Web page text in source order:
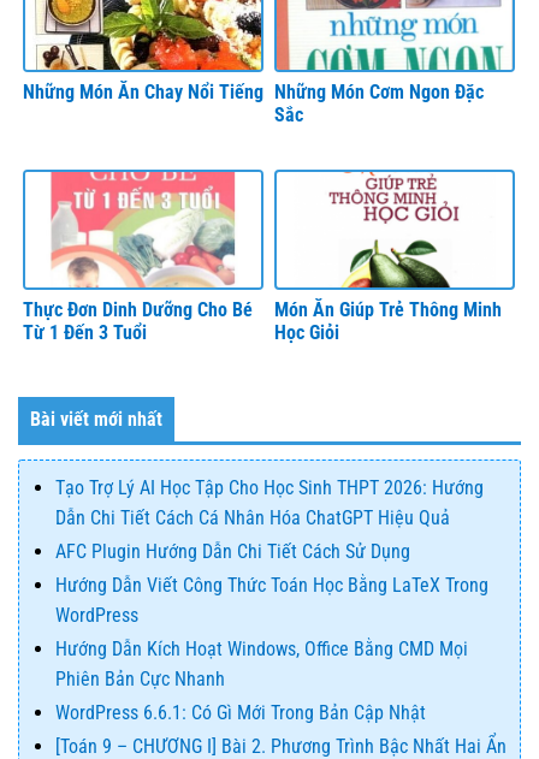
Những Món Ăn Chay Nổi Tiếng Những Món Cơm Ngon Đặc
Sắc
Thực Đơn Dinh Dưỡng Cho Bé
Từ 1 Đến 3 Tuổi
Món Ăn Giúp Trẻ Thông Minh
Học Giỏi
Bài viết mới nhất
Tạo Trợ Lý AI Học Tập Cho Học Sinh THPT 2026: Hướng
Dẫn Chi Tiết Cách Cá Nhân Hóa ChatGPT Hiệu Quả
AFC Plugin Hướng Dẫn Chi Tiết Cách Sử Dụng
Hướng Dẫn Viết Công Thức Toán Học Bằng LaTeX Trong
WordPress
Hướng Dẫn Kích Hoạt Windows, Office Bằng CMD Mọi
Phiên Bản Cực Nhanh
WordPress 6.6.1: Có Gì Mới Trong Bản Cập Nhật
[Toán 9 – CHƯƠNG I] Bài 2. Phương Trình Bậc Nhất Hai Ẩn